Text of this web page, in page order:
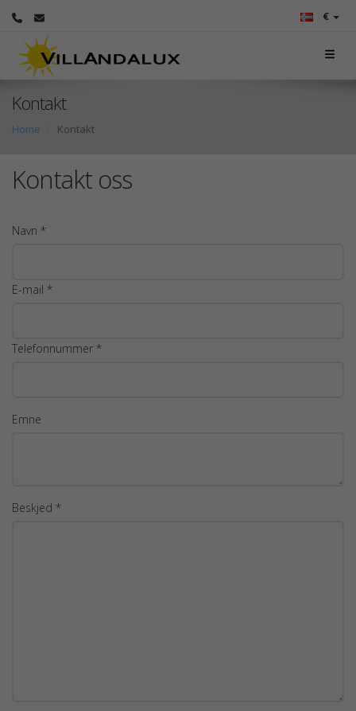
€
Kontakt
Home Kontakt
Kontakt oss
Navn *
E-mail *
Telefonnummer *
Emne
Beskjed *